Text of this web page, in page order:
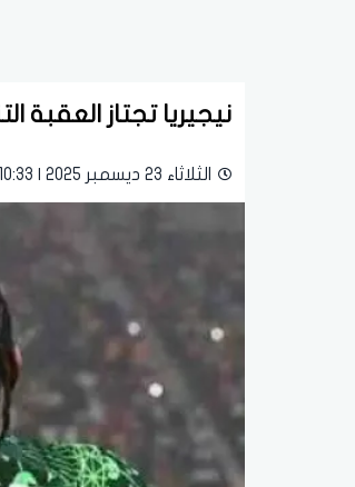
نيجيريا تجتاز العقبة
الثلاثاء 23 ديسمبر 2025 | 10:33 مساءً